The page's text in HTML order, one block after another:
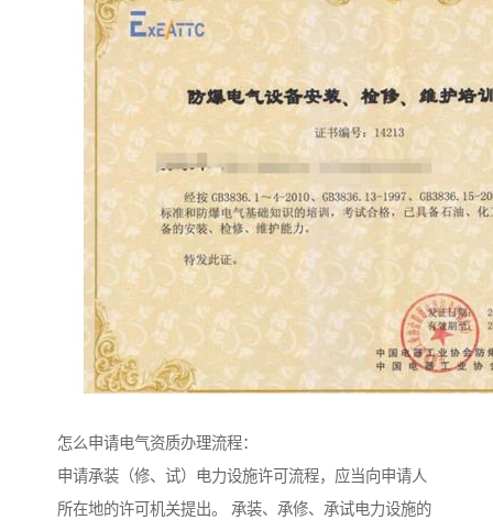
怎么申请电气资质办理流程：
申请承装（修、试）电力设施许可流程，应当向申请人
所在地的许可机关提出。 承装、承修、承试电力设施的